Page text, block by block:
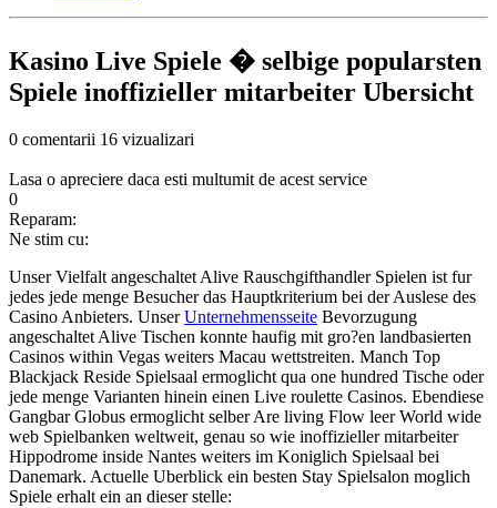
Kasino Live Spiele � selbige popularsten
Spiele inoffizieller mitarbeiter Ubersicht
0 comentarii 16 vizualizari
Lasa o apreciere daca esti multumit de acest service
0
Reparam:
Ne stim cu:
Unser Vielfalt angeschaltet Alive Rauschgifthandler Spielen ist fur
jedes jede menge Besucher das Hauptkriterium bei der Auslese des
Casino Anbieters. UnserUnternehmensseite Bevorzugung
angeschaltet Alive Tischen konnte haufig mit gro?en landbasierten
Casinos within Vegas weiters Macau wettstreiten. Manch Top
Blackjack Reside Spielsaal ermoglicht qua one hundred Tische oder
jede menge Varianten hinein einen Live roulette Casinos. Ebendiese
Gangbar Globus ermoglicht selber Are living Flow leer World wide
web Spielbanken weltweit, genau so wie inoffizieller mitarbeiter
Hippodrome inside Nantes weiters im Koniglich Spielsaal bei
Danemark. Actuelle Uberblick ein besten Stay Spielsalon moglich
Spiele erhalt ein an dieser stelle: